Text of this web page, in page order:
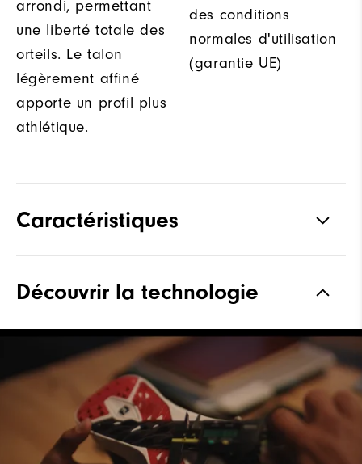
arrondi, permettant
une liberté totale des
orteils. Le talon
légèrement affiné
apporte un profil plus
athlétique.
des conditions
normales d'utilisation
(garantie UE)
Caractéristiques
Garantie d'imperméabilité de 2
Forme Vantage
Système de laçage Lacets traditionnels
Adhérence Sans crampon
Stabilité Maintien optimal
Découvrir la technologie